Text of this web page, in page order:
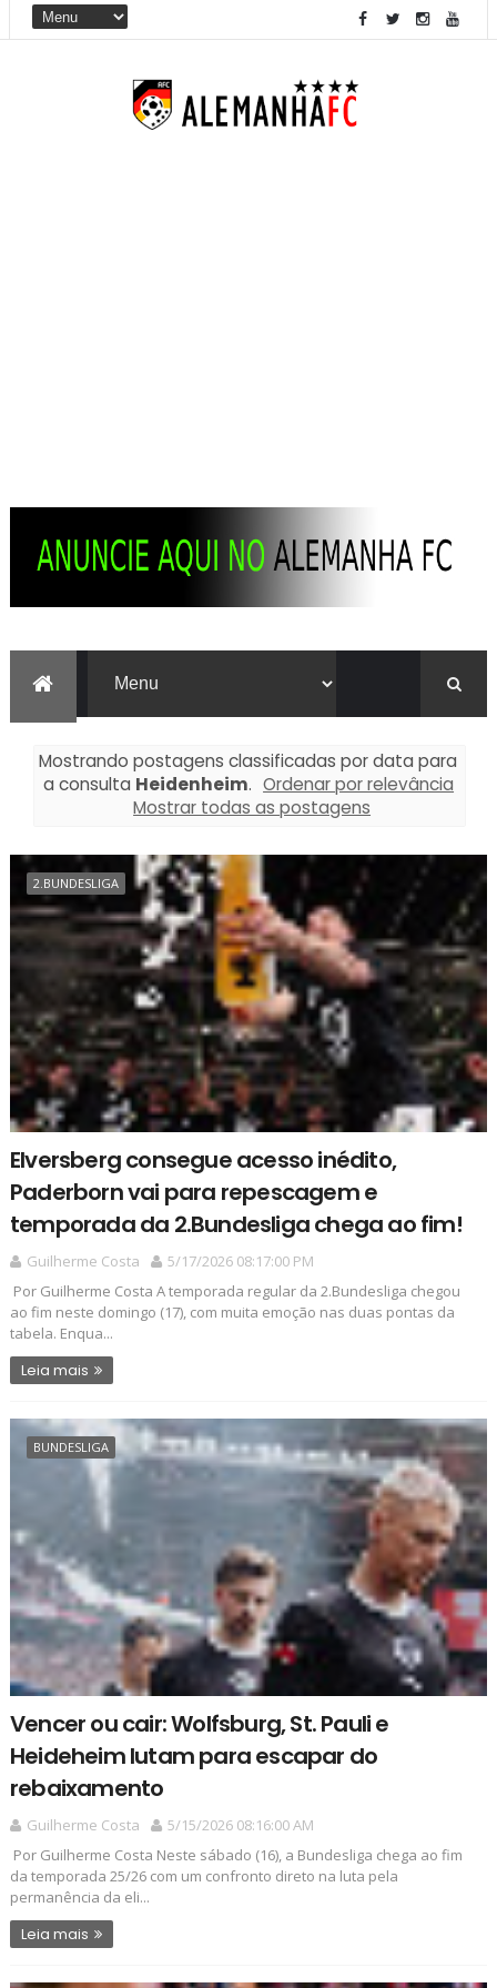
Mostrando postagens classificadas por data para
a consulta Heidenheim. Ordenar por relevância
Mostrar todas as postagens
2.BUNDESLIGA
Elversberg consegue acesso inédito,
Paderborn vai para repescagem e
temporada da 2.Bundesliga chega ao fim!
Guilherme Costa
5/17/2026 08:17:00 PM
Por Guilherme Costa A temporada regular da 2.Bundesliga chegou
ao fim neste domingo (17), com muita emoção nas duas pontas da
tabela. Enqua...
Leia mais
BUNDESLIGA
Vencer ou cair: Wolfsburg, St. Pauli e
Heideheim lutam para escapar do
rebaixamento
Guilherme Costa
5/15/2026 08:16:00 AM
Por Guilherme Costa Neste sábado (16), a Bundesliga chega ao fim
da temporada 25/26 com um confronto direto na luta pela
permanência da eli...
Leia mais